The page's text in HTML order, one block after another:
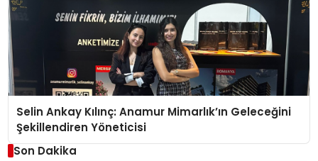
Selin Ankay Kılınç: Anamur Mimarlık’ın Geleceğini
Şekillendiren Yöneticisi
Son Dakika